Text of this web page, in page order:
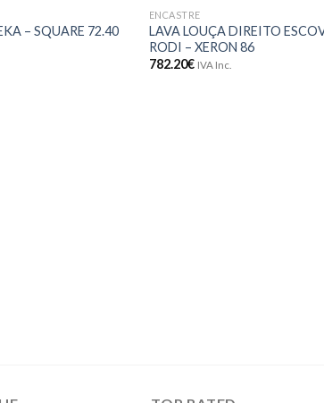
Adicionar
aos meus
– SQUARE 72.40
ENCASTRE
LAVA LOUÇA DIREITO
RODI – XERON 86
782.20€ IVA Inc.